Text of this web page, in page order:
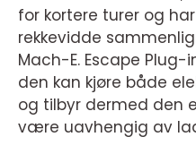
for kortere turer og
rekkevidde
Mach-E. Escape Plug-
den kan kjøre både
og tilbyr dermed den
være uavhengig av